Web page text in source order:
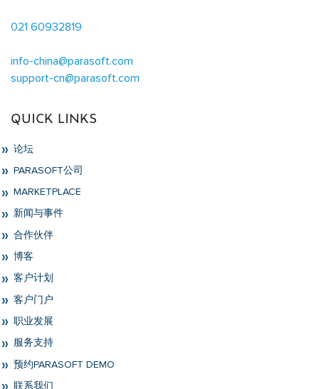
021 60932819
info-china@parasoft.com
support-cn@parasoft.com
QUICK LINKS
论坛
PARASOFT公司
MARKETPLACE
新闻与事件
合作伙伴
博客
客户计划
客户门户
职业发展
服务支持
预约PARASOFT DEMO
联系我们